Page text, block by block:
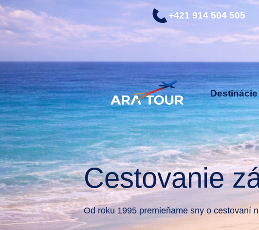
+421 914 504 505
Destinácie
Cestovanie
Od roku 1995 premieňame sny o cestovaní